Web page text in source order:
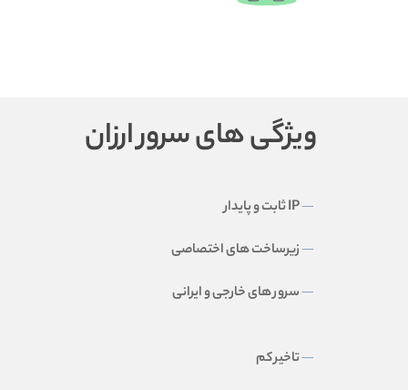
ویژگی های سرور ارزان
IP ثابت و پایدار
زیرساخت های اختصاصی
سرور های خارجی و ایرانی
تاخیر کم